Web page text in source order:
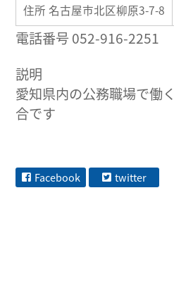
住所 名古屋市北区柳原3-7-8
電話番号 052-916-2251
説明
愛知県内の公務職場で働
合です
Facebook twitter